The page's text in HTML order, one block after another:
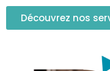
Découvrez nos